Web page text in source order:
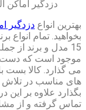
دزدگیر اماکن
بهترین انواع دزدگیر
بخواهید. تمام انواع
موجود است که دست
می گذارد. کالا بست
های مناسب در تلاش
بگذارد علاوه بر این
تماس گرفته و از